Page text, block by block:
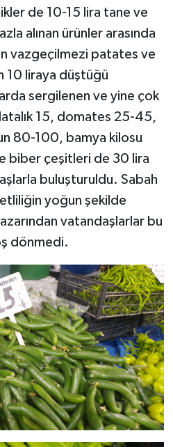
de 10-15 lira tane ve
alınan ürünler arasında
vazgeçilmezi patates ve
10 liraya düştüğü
sergilenen ve yine çok
15, domates 25-45,
80-100, bamya kilosu
biber çeşitleri de 30 lira
buluşturuldu. Sabah
yoğun şekilde
vatandaşlarlar bu
dönmedi.